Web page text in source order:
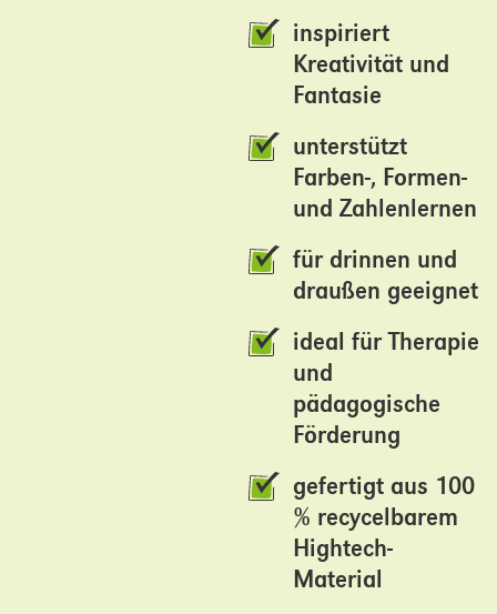
inspiriert
Kreativität und
Fantasie
unterstützt
Farben-, Formen-
und Zahlenlernen
für drinnen und
draußen geeignet
ideal für Therapie
und
pädagogische
Förderung
gefertigt aus 100
% recycelbarem
Hightech-
Material